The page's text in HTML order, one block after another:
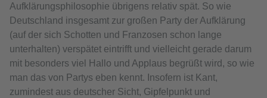
Aufklärungsphilosophie übrigens relativ spät. So wie
Deutschland insgesamt zur großen Party der Aufklärung
(auf der sich Schotten und Franzosen schon lange
unterhalten) verspätet eintrifft und vielleicht gerade darum
mit besonders viel Hallo und Applaus begrüßt wird, so wie
man das von Partys eben kennt. Insofern ist Kant,
zumindest aus deutscher Sicht, Gipfelpunkt und